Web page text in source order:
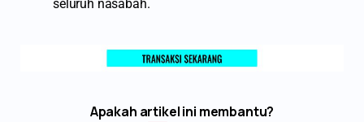
seluruh nasabah.
Apakah artikel ini membantu?